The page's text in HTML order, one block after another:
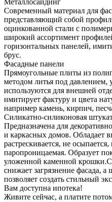
Металлосайдинг
Современный материал для
представляющий собой
оцинкованной стали с
широкий ассортимент
горизонтальных панелей,
брус.
Фасадные панели
Прямоугольные плиты из
методом литья под давлением,
используются для внешней
имитирует фактуру и цвета
например камень, кирпич,
Силикатно-силиконовая
Предназначена для
и каркасных домов. Обладает
растрескивается, не осыпается,
паропроницаемая. Образует
уложенной каменной
снижает загрязнение фасада,
позволяет создать стильный
Вам доступна ипотека!
Живите сейчас, а платите